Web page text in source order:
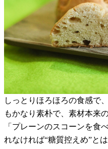
しっとりほろほろの食感で
もかなり素朴で、素材本来
「プレーンのスコーンを食
れなければ“糖質控えめ”と